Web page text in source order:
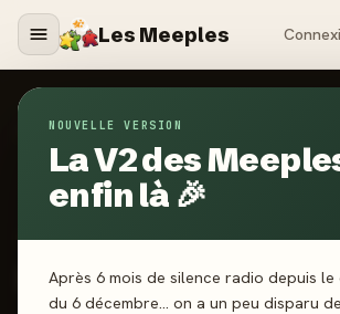
Les Meeples
NOUVELLE VERSION
La V2 des
enfin là 🎉
Après 6 mois de silence radio depuis
du 6 décembre… on a un peu disparu
Jeux/Sahwari
2023·JOODINI ÉDITIONS
Sahwari